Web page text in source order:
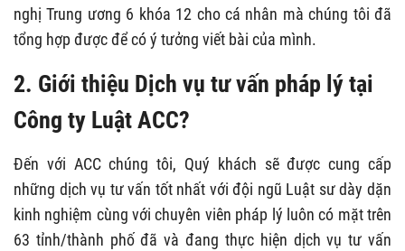
nghị Trung ương 6 khóa 12 cho cá nhân mà chúng tôi đã
tổng hợp được để có ý tưởng viết bài của mình.
2. Giới thiệu Dịch vụ tư vấn pháp lý tại
Công ty Luật ACC?
Đến với ACC chúng tôi, Quý khách sẽ được cung cấp
những dịch vụ tư vấn tốt nhất với đội ngũ Luật sư dày dặn
kinh nghiệm cùng với chuyên viên pháp lý luôn có mặt trên
63 tỉnh/thành phố đã và đang thực hiện dịch vụ tư vấn